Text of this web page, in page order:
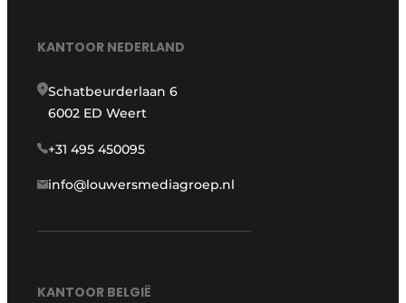
KANTOOR NEDERLAND
Schatbeurderlaan 6
6002 ED Weert
+31 495 450095
info@louwersmediagroep.nl
KANTOOR BELGIË